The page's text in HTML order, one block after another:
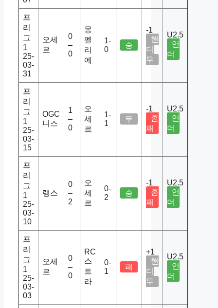
프
리
그
1
25-
03-
31
오세
르
0
–
0
몽
펠
리
에
1-
0
승
-1
핸
디
무
U2.5
언
더
프
리
그
1
25-
03-
15
OGC
니스
1
–
0
오
세
르
1-
1
무
-1
홈
패
U2.5
언
더
프
리
그
1
25-
03-
10
랭스
0
–
2
오
세
르
0-
2
승
-1
홈
패
U2.5
언
더
프
리
그
1
25-
03-
03
오세
르
0
–
0
RC
스
트
라
0-
1
패
+1
핸
디
무
U2.5
언
더